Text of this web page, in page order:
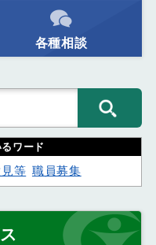
各種相談
ワード
等 職員募集